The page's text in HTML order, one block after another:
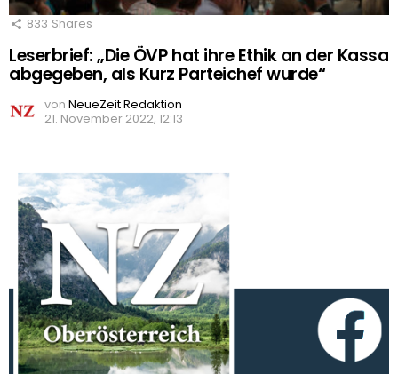
833 Shares
Leserbrief: „Die ÖVP hat ihre Ethik an der Kassa
abgegeben, als Kurz Parteichef wurde“
von NeueZeit Redaktion
21. November 2022, 12:13